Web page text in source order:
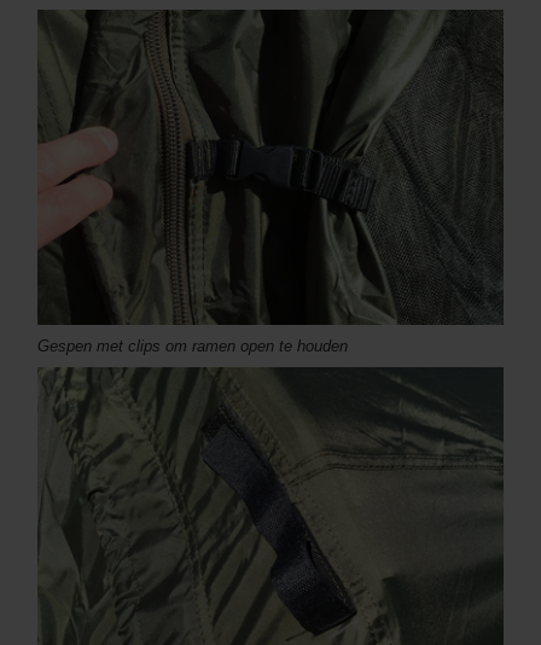
Gespen met clips om ramen open te houden